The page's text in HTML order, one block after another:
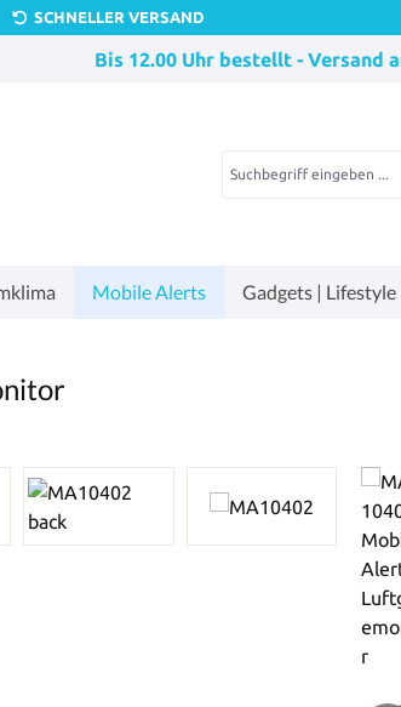
SCHNELLER VERSAND
Bis 12.00 Uhr bestellt - Versand
Mobile Alerts Gadgets | Lifestyle